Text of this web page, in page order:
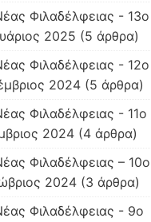
Φιλαδέλφειας - 13ο
2025 (5 άρθρα)
Φιλαδέλφειας - 12ο
2024(5 άρθρα)
Φιλαδέλφειας - 11ο
2024(4 άρθρα)
Φιλαδέλφειας – 10o
2024(3 άρθρα)
Φιλαδέλφειας - 9ο